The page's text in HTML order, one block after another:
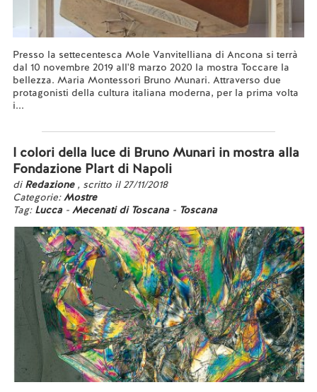
Presso la settecentesca Mole Vanvitelliana di Ancona si terrà
dal 10 novembre 2019 all'8 marzo 2020 la mostra Toccare la
bellezza. Maria Montessori Bruno Munari. Attraverso due
protagonisti della cultura italiana moderna, per la prima volta
i...
I colori della luce di Bruno Munari in mostra alla
Fondazione Plart di Napoli
di Redazione , scritto il 27/11/2018
Categorie:Mostre
Tag: Lucca- Mecenati di Toscana- Toscana